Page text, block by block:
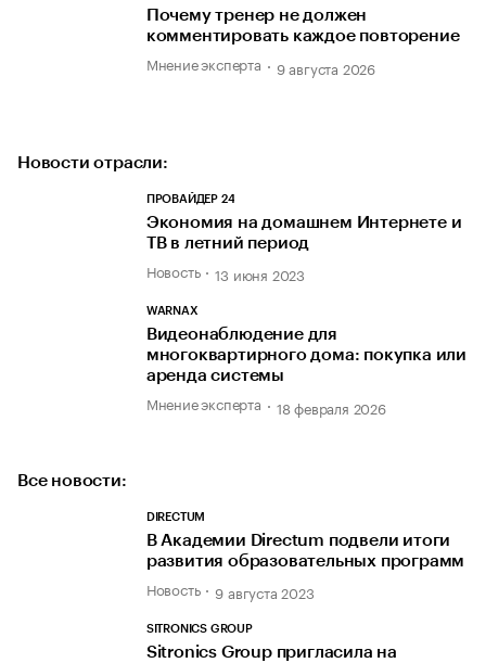
Почему тренер не должен
комментировать каждое повторение
Мнение эксперта 9 августа 2026
Новости отрасли:
ПРОВАЙДЕР 24
Экономия на домашнем Интернете и
ТВ в летний период
Новость 13 июня 2023
WARNAX
Видеонаблюдение для
многоквартирного дома: покупка или
аренда системы
Мнение эксперта 18 февраля 2026
Все новости:
DIRECTUM
В Академии Directum подвели итоги
развития образовательных программ
Новость 9 августа 2023
SITRONICS GROUP
Sitronics Group пригласила на